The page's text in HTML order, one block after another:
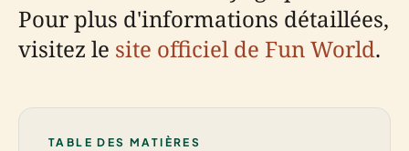
Pour plus d'informations détaillées,
visitez le site officiel de Fun World.
TABLE DES MATIÈRES